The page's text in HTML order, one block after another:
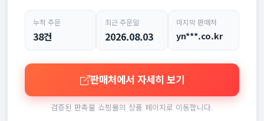
누적 주문
38건
최근 주문일
2026.08.03
마지막 판매처
yn***.co.kr
판매처에서 자세히 보기
검증된 판촉물 쇼핑몰의 상품 페이지로 이동합니다.